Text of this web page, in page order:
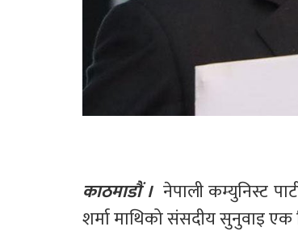
काठमाडौं । नेपाली कम्युनिस्ट
शर्मा माथिको संसदीय सुनुवाइ एक